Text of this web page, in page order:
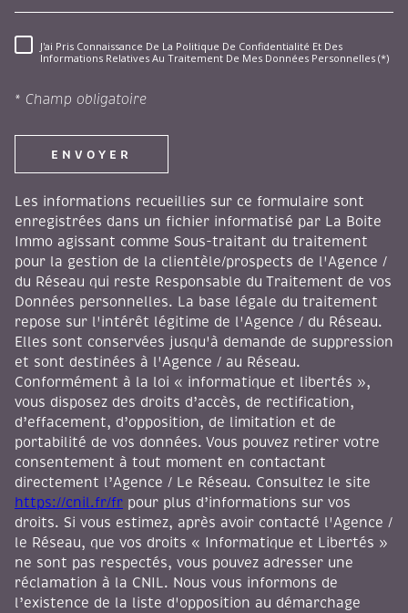
RÈGLEMENTATION
J'ai Pris Connaissance De La Politique De Confidentialité Et Des
Informations Relatives Au Traitement De Mes Données Personnelles (*)
* Champ obligatoire
ENVOYER
Les informations recueillies sur ce formulaire sont
enregistrées dans un fichier informatisé par La Boite
Immo agissant comme Sous-traitant du traitement
pour la gestion de la clientèle/prospects de l'Agence /
du Réseau qui reste Responsable du Traitement de vos
Données personnelles. La base légale du traitement
repose sur l'intérêt légitime de l'Agence / du Réseau.
Elles sont conservées jusqu'à demande de suppression
et sont destinées à l'Agence / au Réseau.
Conformément à la loi « informatique et libertés »,
vous disposez des droits d’accès, de rectification,
d’effacement, d’opposition, de limitation et de
portabilité de vos données. Vous pouvez retirer votre
consentement à tout moment en contactant
directement l’Agence / Le Réseau. Consultez le site
https://cnil.fr/fr pour plus d’informations sur vos
droits. Si vous estimez, après avoir contacté l'Agence /
le Réseau, que vos droits « Informatique et Libertés »
ne sont pas respectés, vous pouvez adresser une
réclamation à la CNIL. Nous vous informons de
l’existence de la liste d'opposition au démarchage